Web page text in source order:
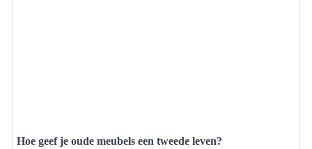
Hoe geef je oude meubels een tweede leven?